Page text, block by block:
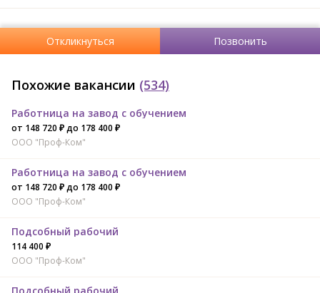
Откликнуться Позвонить
Похожие вакансии (534)
Работница на завод с обучением
от 148 720 ₽ до 178 400 ₽
ООО "Проф-Ком"
Работница на завод с обучением
от 148 720 ₽ до 178 400 ₽
ООО "Проф-Ком"
Подсобный рабочий
114 400 ₽
ООО "Проф-Ком"